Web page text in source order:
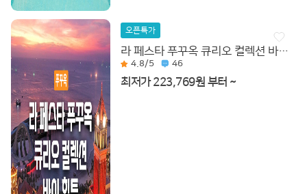
오픈특가
라 페스타 푸꾸옥 큐리오 컬렉션 바이 힐튼
4.8/5 46
최저가 223,769원 부터 ~